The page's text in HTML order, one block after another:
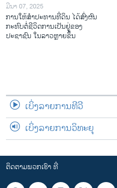
ມີນາ 07, 2025
ການໃຫ້ສໍາປະທານທີ່ດິນ ໄດ້ສົ່ງຜົນ
ກະທົບຕໍ່ຊີວິດການເປັນຢູ່ຂອງ
ປະຊາຊົນ ໃນລາວຫຼາຍຂຶ້ນ
ເບິ່ງລາຍການທີວີ
ເບິ່ງລາຍການວິທະຍຸ
ຕິດຕາມພວກເຮົາ ທີ່